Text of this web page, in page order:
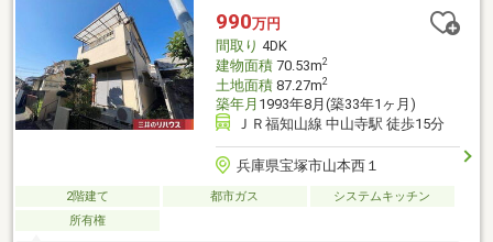
的に活用可能。□徒歩13分のダイエー宝塚中山店や徒歩4分の小浜
宿などが生活圏にあり、日常と地域の魅力を身近に感じられる環
境です。
990万円
間取り 4DK
建物面積70.53m2
土地面積87.27m2
築年月 1993年8月(築33年1ヶ月)
ＪＲ福知山線 中山寺駅 徒歩15分
兵庫県宝塚市山本西１
2階建て 都市ガス
システムキッチン
所有権